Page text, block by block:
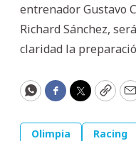
entrenador Gustavo
Richard Sánchez,
claridad la
WhatsApp
Facebook
Twitter
Copy
Olimpia Racing